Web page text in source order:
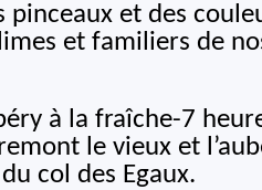
pinceaux et des
et familiers de
à la fraîche-7
le vieux et
col des Egaux.